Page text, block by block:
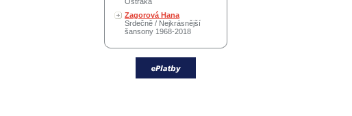
Zagorová Hana
Srdečně / Nejkrásnější
šansony 1968-2018